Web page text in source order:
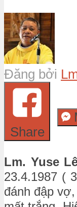
Đăng bởi
Share
Lm. Yuse
23.4.1987 (
đánh đập